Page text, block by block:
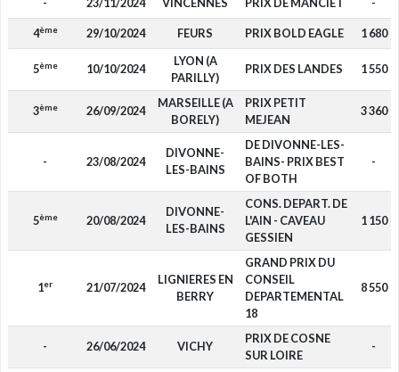
4ème 29/10/2024 FEURS PRIX BOLD EAGLE 1 680
5ème 10/10/2024
LYON (A
PARILLY)
PRIX DES LANDES 1 550
3ème 26/09/2024
MARSEILLE (A
BORELY)
PRIX PETIT
MEJEAN
3 360
- 23/08/2024
DIVONNE-
LES-BAINS
DE DIVONNE-LES-
BAINS- PRIX BEST
OF BOTH
-
5ème 20/08/2024
DIVONNE-
LES-BAINS
CONS. DEPART. DE
L'AIN - CAVEAU
GESSIEN
1 150
1er 21/07/2024
LIGNIERES EN
BERRY
GRAND PRIX DU
CONSEIL
DEPARTEMENTAL
18
8 550
- 26/06/2024 VICHY
PRIX DE COSNE
SUR LOIRE
-